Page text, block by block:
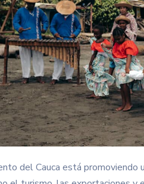
del Cauca está promoviendo